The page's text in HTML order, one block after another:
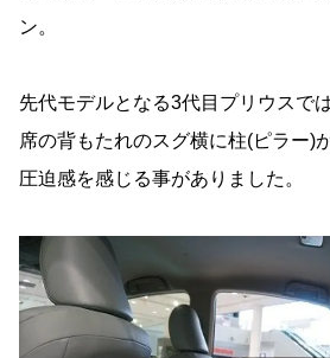
ン。
先代モデルとなる3代目プリウスで
席の背もたれのスグ横に柱(ピラー)
圧迫感を感じる事がありました。